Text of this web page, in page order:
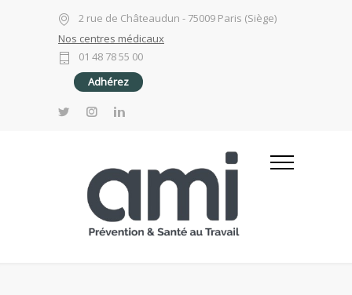
2 rue de Châteaudun - 75009 Paris (Siège)
Nos centres médicaux
01 48 78 55 00
Adhérez